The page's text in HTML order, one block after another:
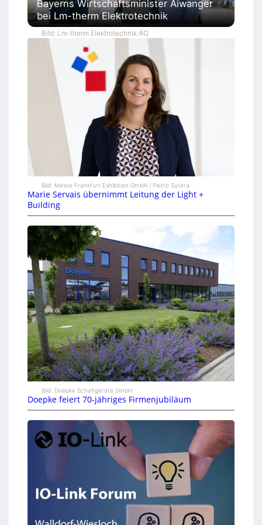
Bayerns Wirtschaftsminister Aiwanger
bei Lm-therm Elektrotechnik
Bild: Lm-therm Elektrotechnik AG
Bild: Messe Frankfurt Exhibition GmbH / Pietro Sutera
Marie Servais übernimmt Leitung der Light +
Building
Bild: Doepke Schaltgeräte GmbH
Doepke feiert 70-jähriges Firmenjubiläum